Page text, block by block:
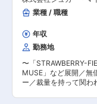
上がりとなっておりま
パレル製品（完成品）
イル（素材）」なの
でなく海外でも販売活
大きな特徴です。海外
産業と言われており、
に、海外に向けてビジ
能性があります。 ・
ら若手社員中心に活躍
となります。会話量や
化粧品容器、自動車部
ています。 ■職務内容： ・kamimolの処方設計
（処方開発からコンパ
技術開発・物性評価 ・
途開拓・製品開発・生
を一連 で担当 ・工場
標準書設定 など 【
「紙」・射出/押出成
【ポイント】雑誌掲
ピード感を意識しなが
業種 / 職種
年収
勤務地
〜「STRAWBERRY-
MUSE」など展開／無
ー／裁量を持って関わ